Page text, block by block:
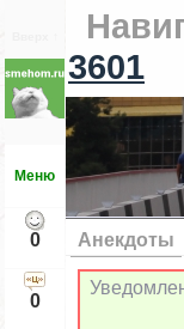
Меню
0
0
3601
Анекдоты